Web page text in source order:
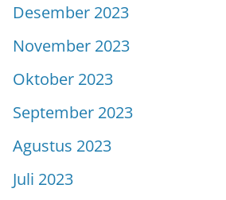
Desember 2023
November 2023
Oktober 2023
September 2023
Agustus 2023
Juli 2023